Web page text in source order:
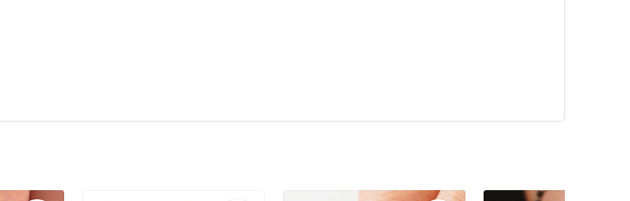
oluşturmak için kullanılır.Tırnak Taşları: Farklı renk, şekil ve boyutlarda taşlar ile tırnaklarınızı
yaratabilirsiniz.Tırnak Damgalama Seti: Kendi tasarımlarınızı yapabilmenizi sağlar.Kürdan ve